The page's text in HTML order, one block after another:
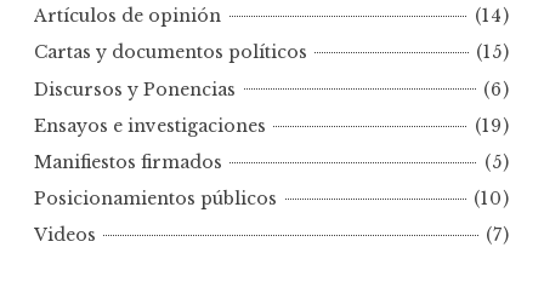
s
p
r
f
e
c
a
Artículos de opinión
(14)
Cartas y documentos políticos
(15)
Discursos y Ponencias
(6)
Ensayos e investigaciones
(19)
Manifiestos firmados
(5)
Posicionamientos públicos
(10)
Videos
(7)